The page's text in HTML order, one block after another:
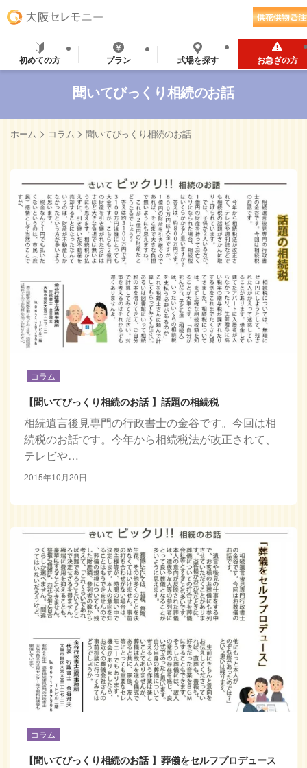
初めての方 プラン 式場を探す お急ぎの方
聞いてびっくり相続のお話
ホーム > コラム >聞いてびっくり相続のお話
コラム
【聞いてびっくり相続のお話 】話題の相続税
相続遺言後見専門の行政書士の金谷です。今回は相
続税のお話です。今年から相続税法が改正されて、
テレビや…
2015年10月20日
コラム
【聞いてびっくり相続のお話 】葬儀をセルフプロデュース